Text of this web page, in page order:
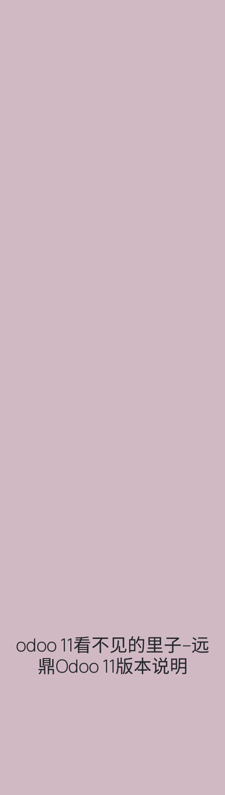
odoo 11看不见的里子--远
鼎Odoo 11版本说明